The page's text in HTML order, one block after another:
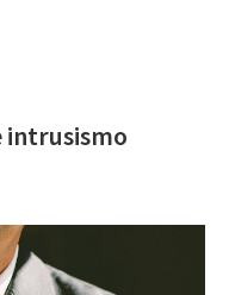
intrusismo